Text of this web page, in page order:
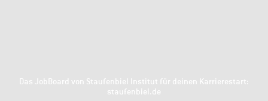
Das JobBoard von Staufenbiel Institut für deinen Karrierestart:
staufenbiel.de